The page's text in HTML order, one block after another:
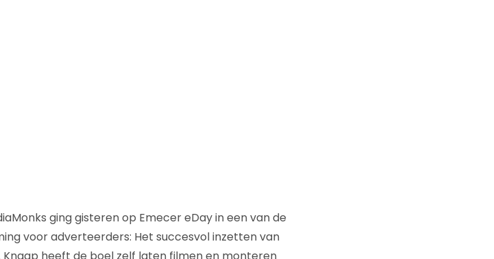
ging gisteren op Emecer eDay in een van de
voor adverteerders: Het succesvol inzetten van
heeft de boel zelf laten filmen en monteren